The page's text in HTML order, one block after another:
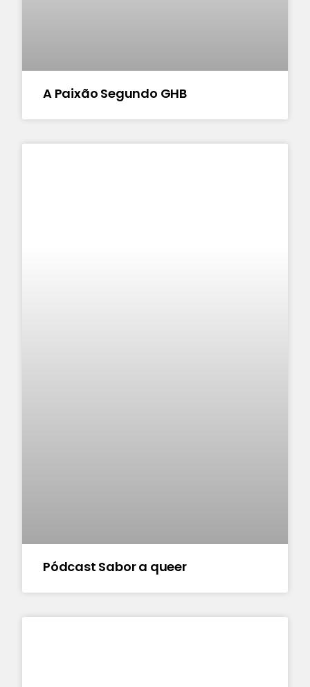
A Paixão Segundo GHB
Pódcast Sabor a queer